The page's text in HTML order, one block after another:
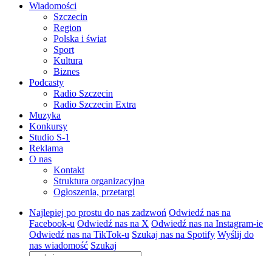
Wiadomości
Szczecin
Region
Polska i świat
Sport
Kultura
Biznes
Podcasty
Radio Szczecin
Radio Szczecin Extra
Muzyka
Konkursy
Studio S-1
Reklama
O nas
Kontakt
Struktura organizacyjna
Ogłoszenia, przetargi
Najlepiej po prostu do nas zadzwoń Odwiedź nas na
Facebook-u Odwiedź nas na X Odwiedź nas na Instagram-ie
Odwiedź nas na TikTok-u Szukaj nas na Spotify Wyślij do
nas wiadomość Szukaj